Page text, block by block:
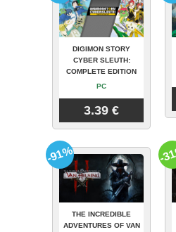
DIGIMON STORY
CYBER SLEUTH:
COMPLETE EDITION
PC
3.39 €
THE INCREDIBLE
ADVENTURES OF VAN
-91% -